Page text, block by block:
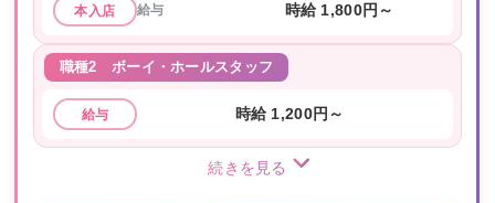
本入店 給与 時給 1,800円～
職種2 ボーイ・ホールスタッフ
給与 時給 1,200円～
続きを見る